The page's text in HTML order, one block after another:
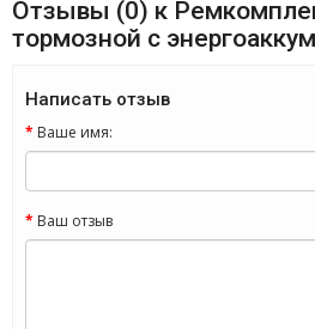
Отзывы (0) к
тормозной с
Написать отзыв
Ваше имя:
Ваш отзыв